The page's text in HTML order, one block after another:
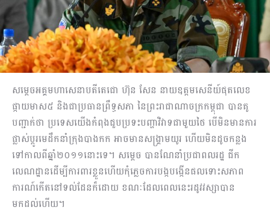
សម្ដេចអគ្គមហាសេនាបតីតេជោ ហ៊ុន សែន នាយឧត្តមសេនីយ៍ផុតលេខ
ផ្កាយមាស៥ និងជាប្រធានព្រឹទ្ធសភា នៃព្រះរាជាណាចក្រកម្ពុជា បានគូ
បញ្ជាក់ថា ប្រទេសយើងកំពុងជួបប្រទះបញ្ហាវិវាទជាមួយថៃ បើមិនមានការ
ផ្លាស់ប្តូរមេដឹកនាំក្រុងបាងកក អាចមានសង្គ្រាមយូរ ហើយមិនដូចកន្លង
ទៅកាលពីឆ្នាំ២០១១នោះទេ។ សម្តេច បានណែនាំប្រជាពលរដ្ឋ ជីក
លេណដ្ឋានដើម្បីការពារខ្លួនហើយកុំភ្លេចការបង្កបង្កើនផលទោះសភាព
ការណ៍កើតនៅទល់ដែនក៏ដោយ ខណៈដែលពេលនេះរដូវវស្សាបាន
មកដល់ហើយ។